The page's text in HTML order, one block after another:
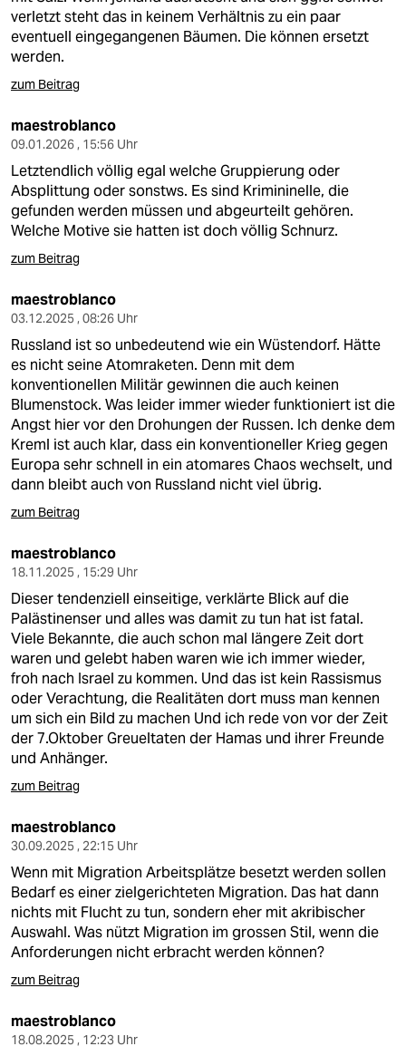
verletzt steht das in keinem Verhältnis zu ein paar
eventuell eingegangenen Bäumen. Die können ersetzt
werden.
zum Beitrag
maestroblanco
09.01.2026 , 15:56 Uhr
Letztendlich völlig egal welche Gruppierung oder
Absplittung oder sonstws. Es sind Krimininelle, die
gefunden werden müssen und abgeurteilt gehören.
Welche Motive sie hatten ist doch völlig Schnurz.
zum Beitrag
maestroblanco
03.12.2025 , 08:26 Uhr
Russland ist so unbedeutend wie ein Wüstendorf. Hätte
es nicht seine Atomraketen. Denn mit dem
konventionellen Militär gewinnen die auch keinen
Blumenstock. Was leider immer wieder funktioniert ist die
Angst hier vor den Drohungen der Russen. Ich denke dem
Kreml ist auch klar, dass ein konventioneller Krieg gegen
Europa sehr schnell in ein atomares Chaos wechselt, und
dann bleibt auch von Russland nicht viel übrig.
zum Beitrag
maestroblanco
18.11.2025 , 15:29 Uhr
Dieser tendenziell einseitige, verklärte Blick auf die
Palästinenser und alles was damit zu tun hat ist fatal.
Viele Bekannte, die auch schon mal längere Zeit dort
waren und gelebt haben waren wie ich immer wieder,
froh nach Israel zu kommen. Und das ist kein Rassismus
oder Verachtung, die Realitäten dort muss man kennen
um sich ein Bild zu machen Und ich rede von vor der Zeit
der 7.Oktober Greueltaten der Hamas und ihrer Freunde
und Anhänger.
zum Beitrag
maestroblanco
30.09.2025 , 22:15 Uhr
Wenn mit Migration Arbeitsplätze besetzt werden sollen
Bedarf es einer zielgerichteten Migration. Das hat dann
nichts mit Flucht zu tun, sondern eher mit akribischer
Auswahl. Was nützt Migration im grossen Stil, wenn die
Anforderungen nicht erbracht werden können?
zum Beitrag
maestroblanco
18.08.2025 , 12:23 Uhr